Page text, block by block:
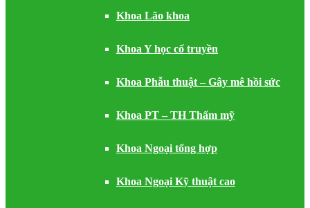
Khoa Lão khoa
Khoa Y học cổ truyền
Khoa Phẫu thuật – Gây mê hồi sức
Khoa PT – TH Thẩm mỹ
Khoa Ngoại tổng hợp
Khoa Ngoại Kỹ thuật cao